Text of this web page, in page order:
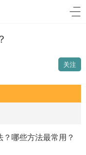
关注
哪些方法最常用？